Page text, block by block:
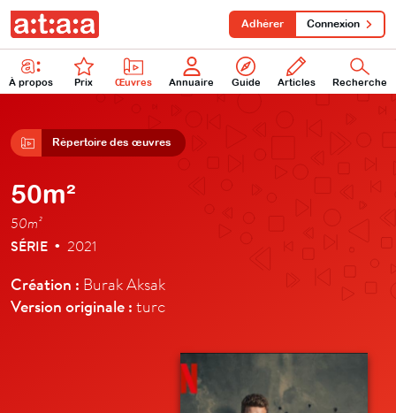
À propos Prix Œuvres Annuaire Guide Articles Recherche
Adhérer Connexion
Répertoire des œuvres
50m²
50m²
SÉRIE • 2021
Création : Burak Aksak
Version originale : turc